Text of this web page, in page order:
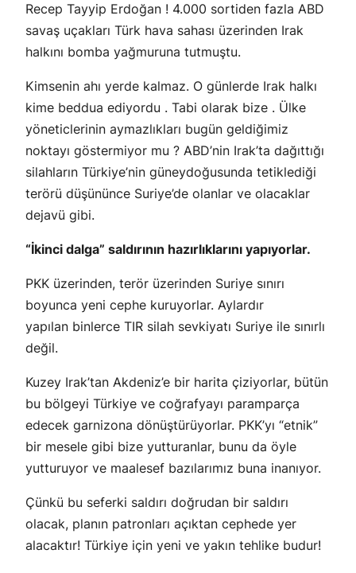
Recep Tayyip Erdoğan ! 4.000 sortiden fazla ABD
savaş uçakları Türk hava sahası üzerinden Irak
halkını bomba yağmuruna tutmuştu.
Kimsenin ahı yerde kalmaz. O günlerde Irak halkı
kime beddua ediyordu . Tabi olarak bize . Ülke
yöneticlerinin aymazlıkları bugün geldiğimiz
noktayı göstermiyor mu ? ABD’nin Irak’ta dağıttığı
silahların Türkiye’nin güneydoğusunda tetiklediği
terörü düşününce Suriye’de olanlar ve olacaklar
dejavü gibi.
“İkinci dalga” saldırının hazırlıklarını yapıyorlar.
PKK üzerinden, terör üzerinden Suriye sınırı
boyunca yeni cephe kuruyorlar. Aylardır
yapılan binlerce TIR silah sevkiyatı Suriye ile sınırlı
değil.
Kuzey Irak’tan Akdeniz’e bir harita çiziyorlar, bütün
bu bölgeyi Türkiye ve coğrafyayı paramparça
edecek garnizona dönüştürüyorlar. PKK’yı “etnik”
bir mesele gibi bize yutturanlar, bunu da öyle
yutturuyor ve maalesef bazılarımız buna inanıyor.
Çünkü bu seferki saldırı doğrudan bir saldırı
olacak, planın patronları açıktan cephede yer
alacaktır! Türkiye için yeni ve yakın tehlike budur!